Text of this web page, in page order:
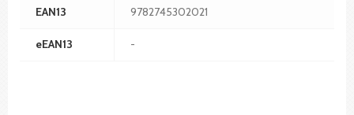
EAN13 9782745302021
eEAN13 -